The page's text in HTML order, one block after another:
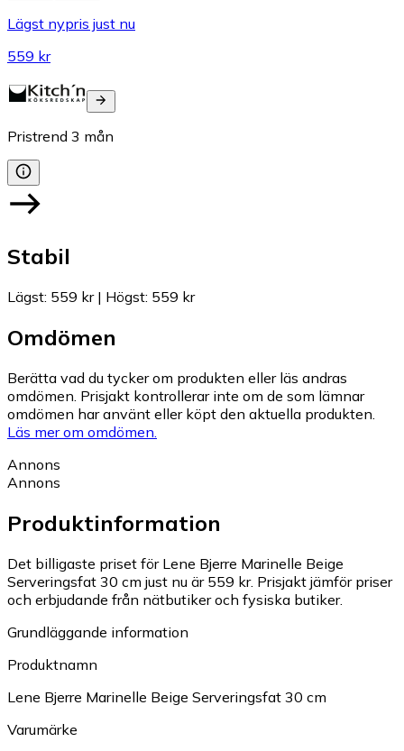
Lägst nypris just nu
559 kr
Pristrend 3 mån
Stabil
Lägst: 559 kr| Högst: 559 kr
Omdömen
Berätta vad du tycker om produkten eller läs andras
omdömen. Prisjakt kontrollerar inte om de som lämnar
omdömen har använt eller köpt den aktuella produkten.
Läs mer om omdömen.
Annons
Annons
Produktinformation
Det billigaste priset för Lene Bjerre Marinelle Beige
Serveringsfat 30 cm just nu är 559 kr. Prisjakt jämför priser
och erbjudande från nätbutiker och fysiska butiker.
Grundläggande information
Produktnamn
Lene Bjerre Marinelle Beige Serveringsfat 30 cm
Varumärke